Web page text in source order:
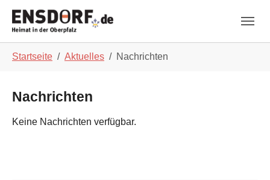
Startseite Aktuelles Nachrichten
Nachrichten
Keine Nachrichten verfügbar.